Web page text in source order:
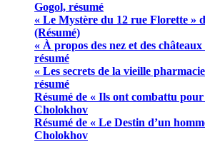
Gogol, résumé
« Le Mystère du 12 rue Florette »
(Résumé)
« À propos des nez et des
résumé
« Les secrets de la vieille
résumé
Résumé de « Ils ont combattu
Cholokhov
Résumé de « Le Destin d’un
Cholokhov